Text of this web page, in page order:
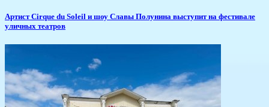
Артист Cirque du Soleil и шоу Славы Полунина выступит на фестивале
уличных театров